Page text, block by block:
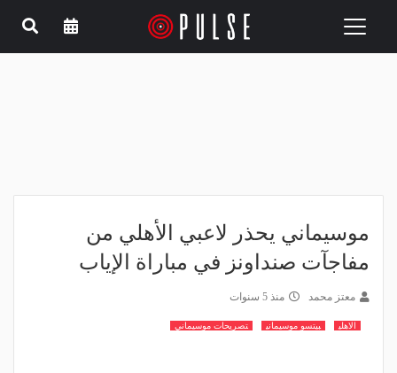
Toggle
موسيماني يحذر لاعبي الأهلي من
مفاجآت صنداونز في مباراة الإياب
معتز محمد منذ 5 سنوات
الاهلي بيتسو موسيماني تصريحات موسيماني